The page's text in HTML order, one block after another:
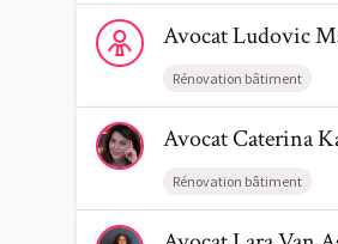
Voir le profil de AvocatLudovic
AvocatLudovic
Rénovation bâtiment
Voir le profil de AvocatCaterina
AvocatCaterina
Rénovation bâtiment
Voir le profil de AvocatLara Van